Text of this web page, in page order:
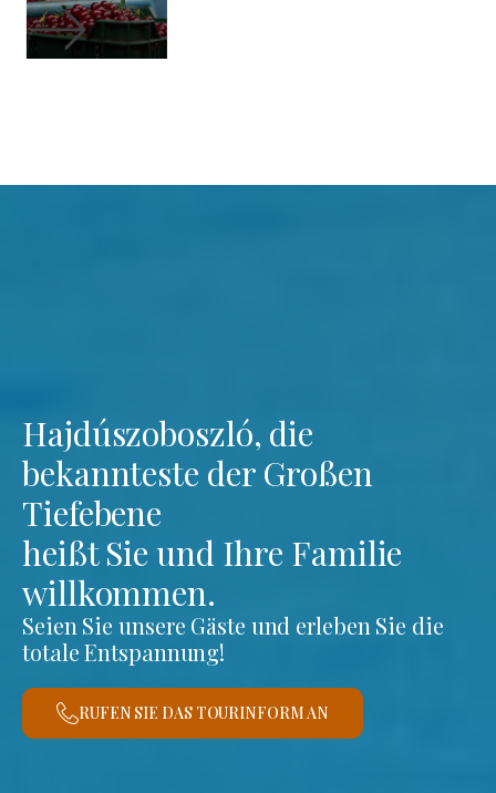
Hajdúszoboszló, die
bekannteste der Großen
Tiefebene
heißt Sie und Ihre Familie
willkommen.
Seien Sie unsere Gäste und erleben Sie die
totale Entspannung!
RUFEN SIE DAS TOURINFORM AN